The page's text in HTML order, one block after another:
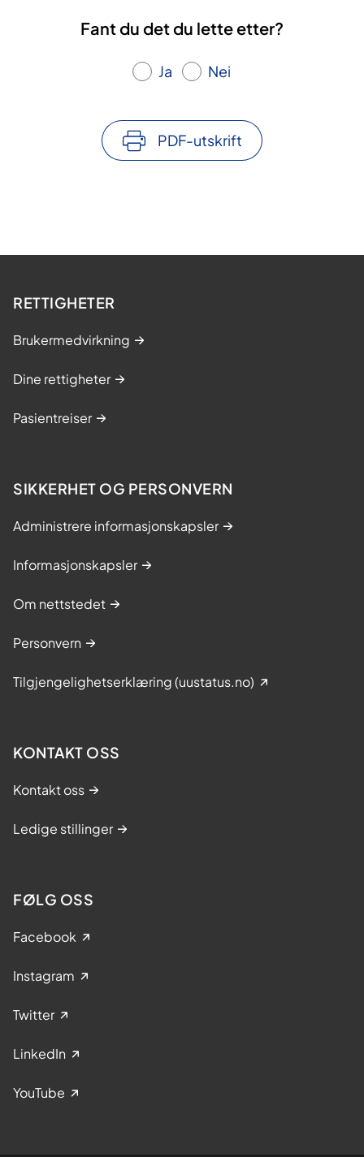
Fant du det du lette etter?
Ja Nei
PDF-utskrift
RETTIGHETER
Brukermedvirkning
Dine rettigheter
Pasientreiser
SIKKERHET OG PERSONVERN
Administrere informasjonskapsler
Informasjonskapsler
Om nettstedet
Personvern
Tilgjengelighetserklæring (uustatus.no)
KONTAKT OSS
Kontakt oss
Ledige stillinger
FØLG OSS
Facebook
Instagram
Twitter
LinkedIn
YouTube